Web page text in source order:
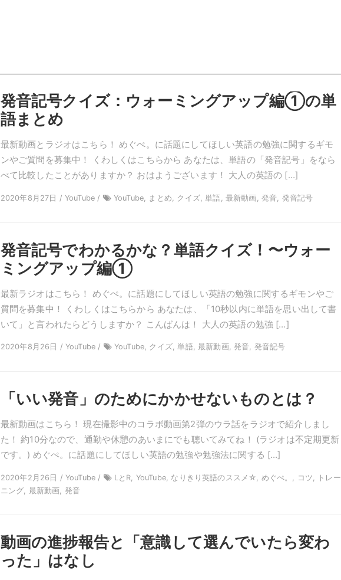
発音記号クイズ：ウォーミングアップ編①の単
語まとめ
最新動画とラジオはこちら！ めぐぺ。に話題にしてほしい英語の勉強に関するギモ
ンやご質問を募集中！ くわしくはこちらから あなたは、単語の「発音記号」をなら
べて比較したことがありますか？ おはようございます！ 大人の英語の […]
2020年8月27日 / YouTube / YouTube, まとめ, クイズ, 単語, 最新動画, 発音, 発音記号
発音記号でわかるかな？単語クイズ！〜ウォー
ミングアップ編①
最新ラジオはこちら！ めぐぺ。に話題にしてほしい英語の勉強に関するギモンやご
質問を募集中！ くわしくはこちらから あなたは、「10秒以内に単語を思い出して書
いて」と言われたらどうしますか？ こんばんは！ 大人の英語の勉強 […]
2020年8月26日 / YouTube / YouTube, クイズ, 単語, 最新動画, 発音, 発音記号
「いい発音」のためにかかせないものとは？
最新動画はこちら！ 現在撮影中のコラボ動画第2弾のウラ話をラジオで紹介しまし
た！ 約10分なので、通勤や休憩のあいまにでも聴いてみてね！ (ラジオは不定期更新
です。) めぐぺ。に話題にしてほしい英語の勉強や勉強法に関する […]
2020年2月26日 / YouTube /
LとR, YouTube, なりきり英語のススメ☆, めぐぺ。, コツ, トレー
ニング, 最新動画, 発音
動画の進捗報告と「意識して選んでいたら変わ
った」はなし